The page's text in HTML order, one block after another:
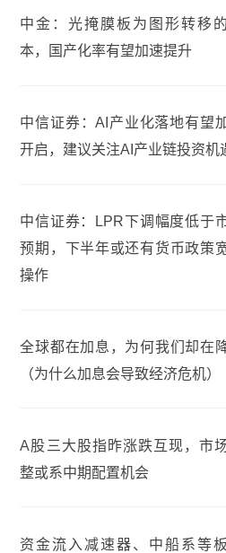
中金：光掩膜板为图形转移
本，国产化率有望加速提升
中信证券：AI产业化落地有望
开启，建议关注AI产业链投资机
中信证券：LPR下调幅度低于
预期，下半年或还有货币政策
操作
全球都在加息，为何我们却在
（为什么加息会导致经济危机）
A股三大股指昨涨跌互现，市
整或系中期配置机会
资金流入减速器、中船系等